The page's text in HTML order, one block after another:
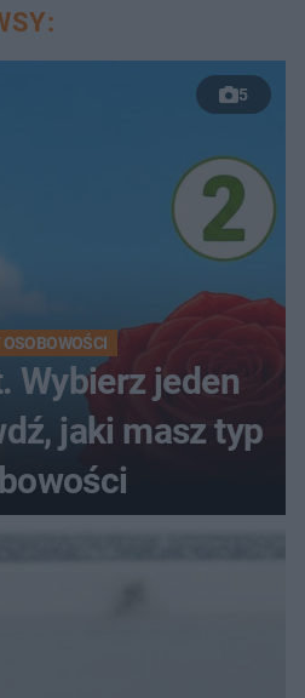
5
Wybierz jeden
jaki masz typ